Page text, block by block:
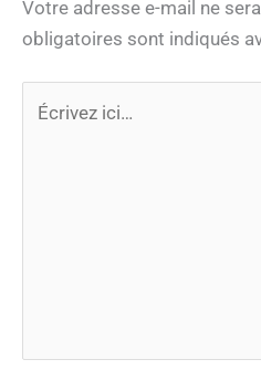
Votre adresse e-mail ne
obligatoires sont indiqués